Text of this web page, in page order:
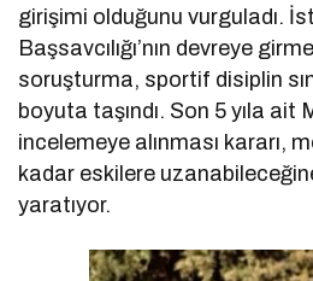
girişimi olduğunu vurguladı.
Başsavcılığı’nın devreye
soruşturma, sportif disiplin
boyuta taşındı. Son 5 yıla ait
incelemeye alınması kararı,
kadar eskilere
yaratıyor.